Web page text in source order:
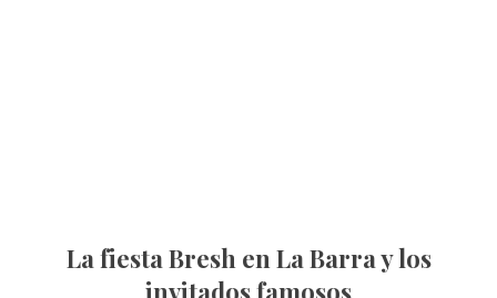
La fiesta Bresh en La Barra y los
invitados famosos